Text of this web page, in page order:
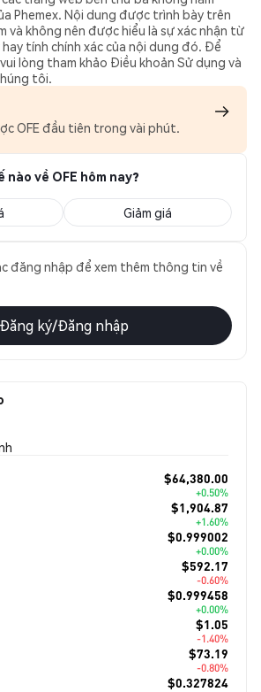
Phemex. Nội dung được trình bày trên
và không nên được hiểu là sự xác nhận từ
tính chính xác của nội dung đó. Để
lòng tham khảo Điều khoản Sử dụng và
tôi.
OFE đầu tiên trong vài phút.
nào về OFE hôm nay?
Giảm giá
đăng nhập để xem thêm thông tin về
Đăng ký/Đăng nhập
$64,380.00
+0.50%
$1,904.87
+1.60%
$0.999002
+0.00%
$592.17
-0.60%
$0.999458
+0.00%
$1.05
-1.40%
$73.19
-0.80%
$0.327824